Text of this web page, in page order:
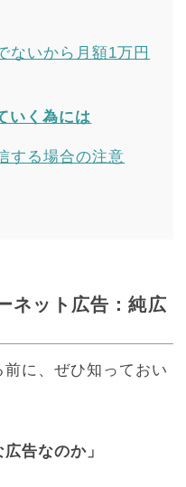
ないから月額1万円
いく為には
する場合の注意
ネット広告：純広
に、ぜひ知っておい
告なのか」